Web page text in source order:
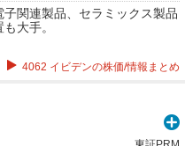
関連製品、セラミックス製品
大手。
4062 イビデンの株価/情報まとめ